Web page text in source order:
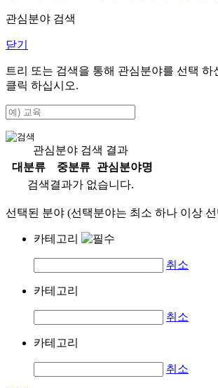
관심분야 검색
닫기
트리 또는 검색을 통해 관심분야를 선택 하
클릭 하십시오.
관심분야 검색 결과
대분류
중분류
관심분야명
검색결과가 없습니다.
선택된 분야 (선택분야는 최소 하나 이상
카테고리
취소
카테고리
취소
카테고리
취소